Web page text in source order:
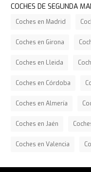
COCHES DE SEGUNDA
Coches en Madrid
Coches en Girona
Coches en Lleida
Coches en Córdoba
Coches en Almería
Coches en Jaén
Coches en Valencia